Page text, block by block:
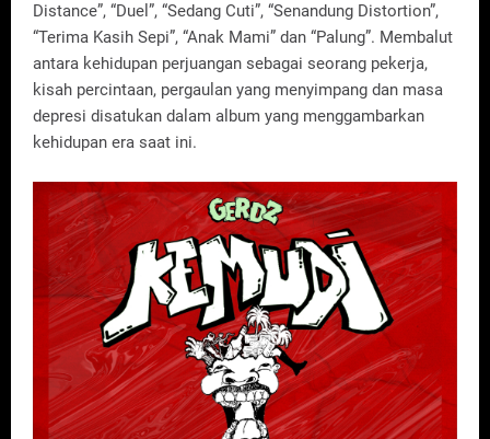
Distance”, “Duel”, “Sedang Cuti”, “Senandung Distortion”,
“Terima Kasih Sepi”, “Anak Mami” dan “Palung”. Membalut
antara kehidupan perjuangan sebagai seorang pekerja,
kisah percintaan, pergaulan yang menyimpang dan masa
depresi disatukan dalam album yang menggambarkan
kehidupan era saat ini.